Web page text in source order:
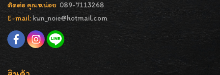
ติดต่อ คุณหน่อย 089-7113268
E-mail: kun_noie@hotmail.com